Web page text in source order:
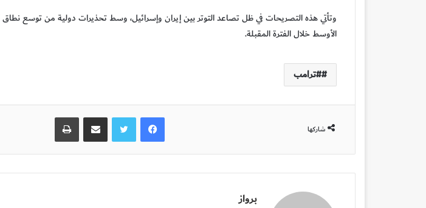
وتأتي هذه التصريحات في ظل تصاعد التوتر بين إيران وإسرائيل، وسط تحذيرات دولية من توسع نطاق
الأوسط خلال الفترة المقبلة.
#ترامب
شاركها
فيسبوكتويتر مشاركة عبر البريد طباعة
برواز